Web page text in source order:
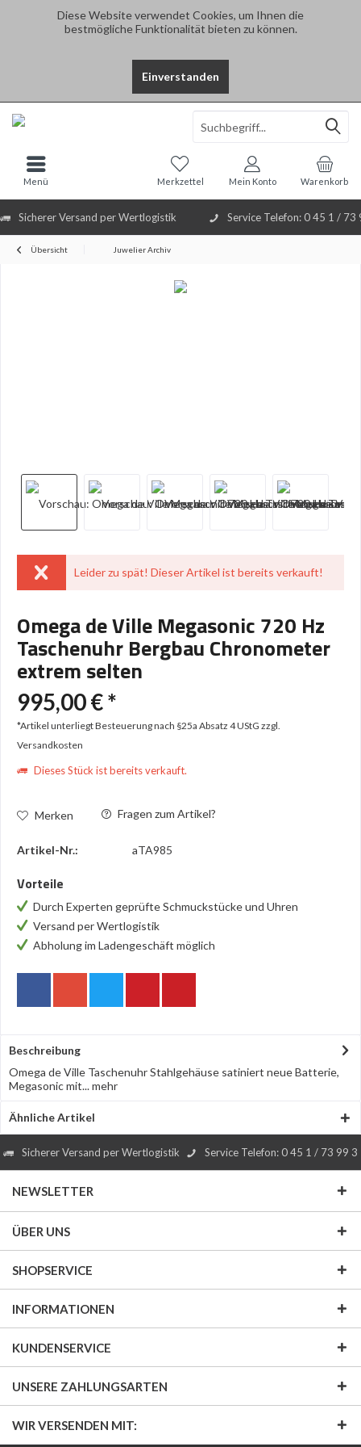
Diese Website verwendet Cookies, um Ihnen die
bestmögliche Funktionalität bieten zu können.
Einverstanden
Sicherer Versand per Wertlogistik Service Telefon: 0 45 1 / 73
Warenkorb
Merkzettel Mein Konto
Menü
Übersicht Juwelier Archiv
Leider zu spät! Dieser Artikel ist bereits verkauft!
Omega de Ville Megasonic 720 Hz
Taschenuhr Bergbau Chronometer
extrem selten
995,00 € *
*Artikel unterliegt Besteuerung nach §25a Absatz 4 UStG zzgl.
Versandkosten
Dieses Stück ist bereits verkauft.
Merken Fragen zum Artikel?
Artikel-Nr.: aTA985
Vorteile
Durch Experten geprüfte Schmuckstücke und Uhren
Versand per Wertlogistik
Abholung im Ladengeschäft möglich
Beschreibung
Omega de Ville Taschenuhr Stahlgehäuse satiniert neue Batterie,
Megasonic mit...mehr
Ähnliche Artikel
Sicherer Versand per Wertlogistik Service Telefon: 0 45 1 / 73 99 3
NEWSLETTER
ÜBER UNS
SHOPSERVICE
INFORMATIONEN
KUNDENSERVICE
UNSERE ZAHLUNGSARTEN
WIR VERSENDEN MIT: